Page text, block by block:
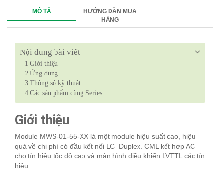
MÔ TẢ
HƯỚNG DẪN MUA
HÀNG
Nội dung bài viết
1 Giới thiệu
2 Ứng dụng
3 Thông số kỹ thuật
4 Các sản phẩm cùng Series
Giới thiệu
Module MWS-01-55-XX là một module hiệu suất cao, hiệu
quả về chi phí có đầu kết nối LC Duplex. CML kết hợp AC
cho tín hiệu tốc độ cao và màn hình điều khiển LVTTL các tín
hiệu.